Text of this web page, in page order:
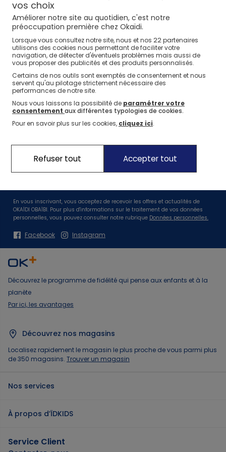
⏱️ Last days
Nos sélections
Nos conseils
Idées Cadeaux Naissance J'en profite
Nos conseils
Nos Pantalons & Leggings J'en profite
Nos conseils
Nos Pantalons J'en profite
Nos sélections
Nos conseils
Nouvelle collection J'en profite
Nos conseils
Nouvelle Collection J'en profite
Jeux sportifs
Nos marques
La marque Okaïdi
Nos engagements
Nos engagements pour l'environnement
Nos actions solidaires
Suivez nous
En vous inscrivant, vous acceptez de recevoir les offres et actualités de
OKAÏDI OBAÏBI. Pour plus d'informations sur le traitement de vos données
personnelles, vous pouvez consulter notre rubrique Données personnelles.
Facebook Instagram
Découvrez le programme de fidélité qui pense aux enfants et à la
planète
Par ici, les avantages
Découvrez nos magasins
Localisez rapidement le magasin le plus proche de vous parmi plus
de 350 magasins. Trouver un magasin
Nos services
À propos d’ÏDKIDS
Service Client
vos choix
Améliorer notre site au quotidien, c'est notre
préoccupation première chez Okaïdi.
Lorsque vous consultez notre site, nous et nos 22partenaires
utilisons des cookies nous permettant de faciliter votre
navigation, de détecter d'éventuels problèmes mais aussi de
vous proposer des publicités et des produits personnalisés.
Certains de nos outils sont exemptés de consentement et nous
servent qu'au pilotage strictement nécessaire des
performances de notre site.
Nous vous laissons la possibilité de paramétrer votre
consentement aux différentes typologies de cookies.
Pour en savoir plus sur les cookies, cliquez ici.
Refuser tout Accepter tout